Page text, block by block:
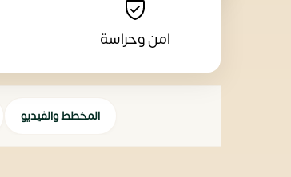
امن وحراسة
المخطط والفيديو